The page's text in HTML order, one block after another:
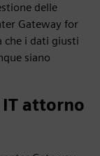
delle
Gateway for
che i dati giusti
siano
attorno